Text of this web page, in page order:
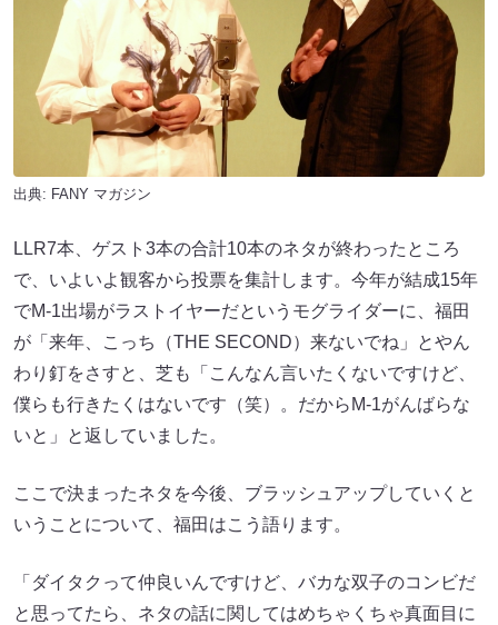
出典: FANY マガジン
LLR7本、ゲスト3本の合計10本のネタが終わったところ
で、いよいよ観客から投票を集計します。今年が結成15年
でM-1出場がラストイヤーだというモグライダーに、福田
が「来年、こっち（THE SECOND）来ないでね」とやん
わり釘をさすと、芝も「こんなん言いたくないですけど、
僕らも行きたくはないです（笑）。だからM-1がんばらな
いと」と返していました。
ここで決まったネタを今後、ブラッシュアップしていくと
いうことについて、福田はこう語ります。
「ダイタクって仲良いんですけど、バカな双子のコンビだ
と思ってたら、ネタの話に関してはめちゃくちゃ真面目に